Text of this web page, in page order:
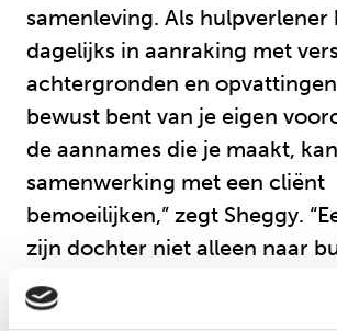
samenleving. Als hulpverlener
dagelijks in aanraking met
achtergronden en
bewust bent van je eigen
de aannames die je maakt,
samenwerking met een cliënt
bemoeilijken,” zegt Sheggy.
zijn dochter niet alleen naar
laten gaan, doet dat
haar te beperken, maar juist